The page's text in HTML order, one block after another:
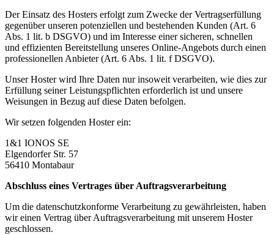
Der Einsatz des Hosters erfolgt zum Zwecke der Vertragserfüllung
gegenüber unseren potenziellen und bestehenden Kunden (Art. 6
Abs. 1 lit. b DSGVO) und im Interesse einer sicheren, schnellen
und effizienten Bereitstellung unseres Online-Angebots durch einen
professionellen Anbieter (Art. 6 Abs. 1 lit. f DSGVO).
Unser Hoster wird Ihre Daten nur insoweit verarbeiten, wie dies zur
Erfüllung seiner Leistungspflichten erforderlich ist und unsere
Weisungen in Bezug auf diese Daten befolgen.
Wir setzen folgenden Hoster ein:
1&1 IONOS SE
Elgendorfer Str. 57
56410 Montabaur
Abschluss eines Vertrages über Auftragsverarbeitung
Um die datenschutzkonforme Verarbeitung zu gewährleisten, haben
wir einen Vertrag über Auftragsverarbeitung mit unserem Hoster
geschlossen.